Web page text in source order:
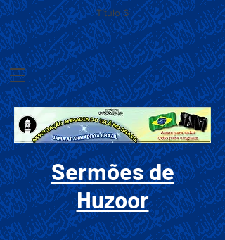
Título 6
Sermões de
Huzoor